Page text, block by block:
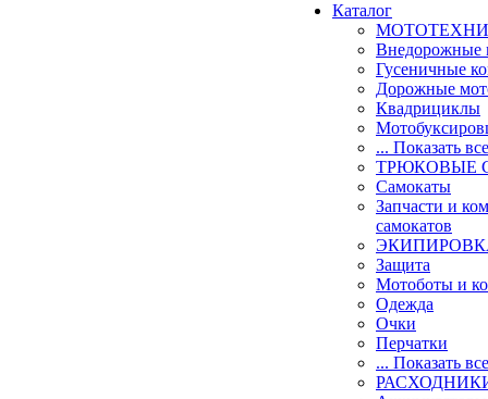
Каталог
Внедорожные
Гусеничные
Дорожные
Квадрициклы
... Показать все
ТРЮКОВЫЕ
Самокаты
Запчасти и
самокатов
Защита
Мотоботы и
Одежда
Очки
Перчатки
... Показать все